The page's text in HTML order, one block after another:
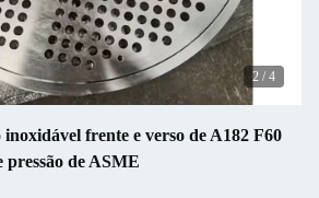
2 / 4
frente e verso de A182 F60
pressão de ASME